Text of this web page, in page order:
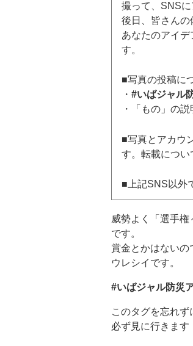
撮って、SNSに
後日、皆さんの
あなたのアイ
す。
■写真の投稿に
・ #いばジャル
・「もの」の
■写真とアカウ
す。転載につい
■上記SNS以外
威勢よく「選手
です。
賞金とかはないの
ウレシイです。
#いばジャル防災
このタグを忘れず
必ず見に行きます